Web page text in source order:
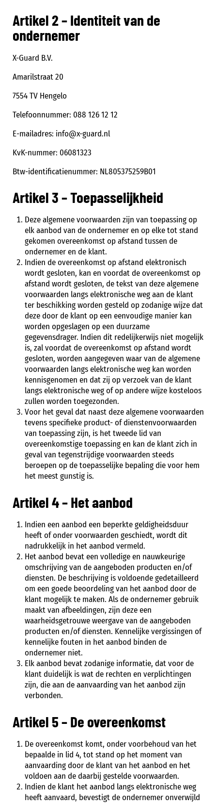
Artikel 2 – Identiteit van de
ondernemer
X-Guard B.V.
Amarilstraat 20
7554 TV Hengelo
Telefoonnummer: 088 126 12 12
E-mailadres: info@x-guard.nl
KvK-nummer: 06081323
Btw-identificatienummer: NL805375259B01
Artikel 3 – Toepasselijkheid
Deze algemene voorwaarden zijn van toepassing op
elk aanbod van de ondernemer en op elke tot stand
gekomen overeenkomst op afstand tussen de
ondernemer en de klant.
Indien de overeenkomst op afstand elektronisch
wordt gesloten, kan en voordat de overeenkomst op
afstand wordt gesloten, de tekst van deze algemene
voorwaarden langs elektronische weg aan de klant
ter beschikking worden gesteld op zodanige wijze dat
deze door de klant op een eenvoudige manier kan
worden opgeslagen op een duurzame
gegevensdrager. Indien dit redelijkerwijs niet mogelijk
is, zal voordat de overeenkomst op afstand wordt
gesloten, worden aangegeven waar van de algemene
voorwaarden langs elektronische weg kan worden
kennisgenomen en dat zij op verzoek van de klant
langs elektronische weg of op andere wijze kosteloos
zullen worden toegezonden.
Voor het geval dat naast deze algemene voorwaarden
tevens specifieke product- of dienstenvoorwaarden
van toepassing zijn, is het tweede lid van
overeenkomstige toepassing en kan de klant zich in
geval van tegenstrijdige voorwaarden steeds
beroepen op de toepasselijke bepaling die voor hem
het meest gunstig is.
Artikel 4 – Het aanbod
Indien een aanbod een beperkte geldigheidsduur
heeft of onder voorwaarden geschiedt, wordt dit
nadrukkelijk in het aanbod vermeld.
Het aanbod bevat een volledige en nauwkeurige
omschrijving van de aangeboden producten en/of
diensten. De beschrijving is voldoende gedetailleerd
om een goede beoordeling van het aanbod door de
klant mogelijk te maken. Als de ondernemer gebruik
maakt van afbeeldingen, zijn deze een
waarheidsgetrouwe weergave van de aangeboden
producten en/of diensten. Kennelijke vergissingen of
kennelijke fouten in het aanbod binden de
ondernemer niet.
Elk aanbod bevat zodanige informatie, dat voor de
klant duidelijk is wat de rechten en verplichtingen
zijn, die aan de aanvaarding van het aanbod zijn
verbonden.
Artikel 5 – De overeenkomst
De overeenkomst komt, onder voorbehoud van het
bepaalde in lid 4, tot stand op het moment van
aanvaarding door de klant van het aanbod en het
voldoen aan de daarbij gestelde voorwaarden.
Indien de klant het aanbod langs elektronische weg
heeft aanvaard, bevestigt de ondernemer onverwijld